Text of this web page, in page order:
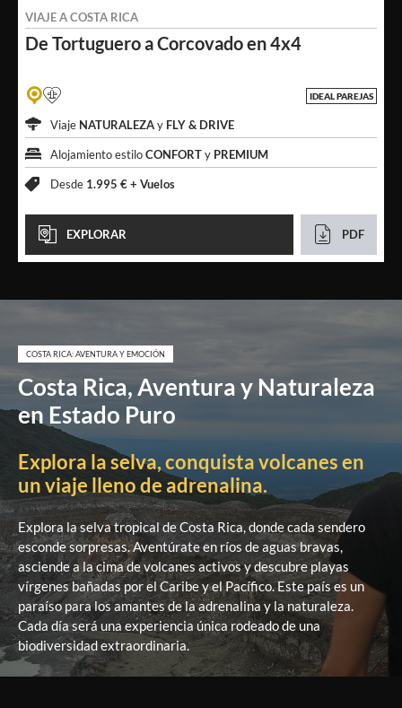
De Tortuguero aCorcovado en 4x4
VIAJE ACOSTA RICA
IDEAL PAREJAS
Viaje NATURALEZAy FLY & DRIVE
Alojamiento estiloCONFORTy PREMIUM
Desde 1.995 € + Vuelos
EXPLORAR PDF
COSTA RICA: AVENTURA Y EMOCIÓN
Costa Rica, Aventura y Naturaleza
en Estado Puro
Explora la selva, conquista volcanes en
un viaje lleno de adrenalina.
Explora la selva tropical de Costa Rica, donde cada sendero
esconde sorpresas. Aventúrate en ríos de aguas bravas,
asciende a la cima de volcanes activos y descubre playas
vírgenes bañadas por el Caribe y el Pacífico. Este país es un
paraíso para los amantes de la adrenalina y la naturaleza.
Cada día será una experiencia única rodeado de una
biodiversidad extraordinaria.